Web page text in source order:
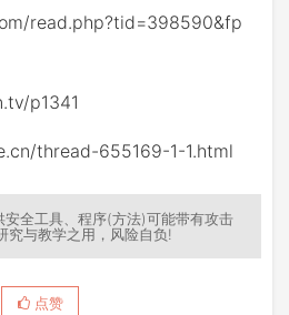
read.php?tid=398590&fp
p1341
thread-655169-1-1.html
全工具、程序(方法)可能带有攻击
究与教学之用，风险自负!
点赞